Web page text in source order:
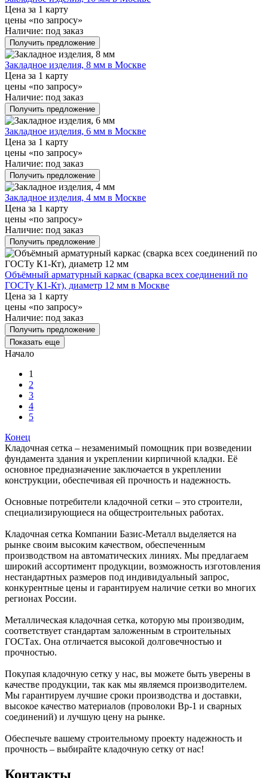
Цена за 1 карту
цены «по запросу»
Наличие: под заказ
Получить предложение
Закладное изделия, 8 мм в Москве
Цена за 1 карту
цены «по запросу»
Наличие: под заказ
Получить предложение
Закладное изделия, 6 мм в Москве
Цена за 1 карту
цены «по запросу»
Наличие: под заказ
Получить предложение
Закладное изделия, 4 мм в Москве
Цена за 1 карту
цены «по запросу»
Наличие: под заказ
Получить предложение
Объёмный арматурный каркас (сварка всех соединений по
ГОСТу К1-Кт), диаметр 12 мм в Москве
Цена за 1 карту
цены «по запросу»
Наличие: под заказ
Получить предложение
Показать еще
Начало
1
2
3
4
5
Конец
Кладочная сетка – незаменимый помощник при возведении
фундамента здания и укреплении кирпичной кладки. Её
основное предназначение заключается в укреплении
конструкции, обеспечивая ей прочность и надежность.
Основные потребители кладочной сетки – это строители,
специализирующиеся на общестроительных работах.
Кладочная сетка Компании Базис-Металл выделяется на
рынке своим высоким качеством, обеспеченным
производством на автоматических линиях. Мы предлагаем
широкий ассортимент продукции, возможность изготовления
нестандартных размеров под индивидуальный запрос,
конкурентные цены и гарантируем наличие сетки во многих
регионах России.
Металлическая кладочная сетка, которую мы производим,
соответствует стандартам заложенным в строительных
ГОСТах. Она отличается высокой долговечностью и
прочностью.
Покупая кладочную сетку у нас, вы можете быть уверены в
качестве продукции, так как мы являемся производителем.
Мы гарантируем лучшие сроки производства и доставки,
высокое качество материалов (проволоки Вр-1 и сварных
соединений) и лучшую цену на рынке.
Обеспечьте вашему строительному проекту надежность и
прочность – выбирайте кладочную сетку от нас!
Контакты